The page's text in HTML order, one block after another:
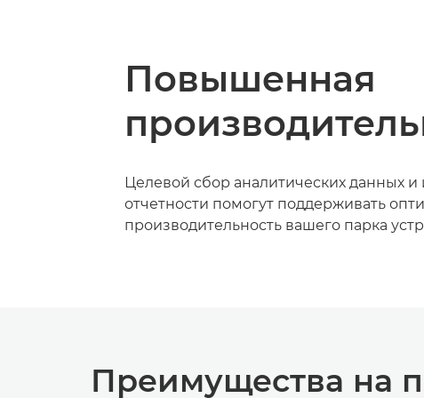
Повышенная
Целевой сбор аналитических данных и
отчетности помогут поддерживать
производительность вашего парка
Преимущества на